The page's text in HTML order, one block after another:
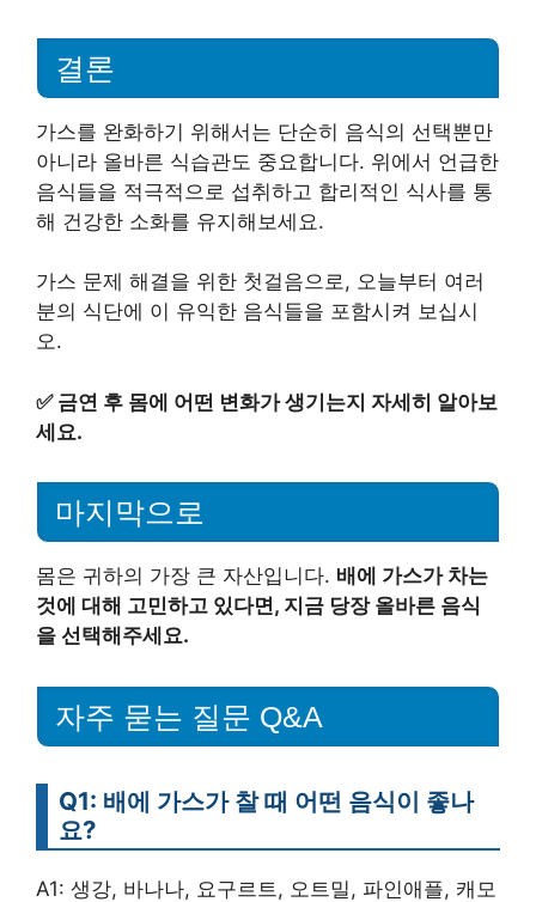
결론
가스를 완화하기 위해서는 단순히 음식의 선택뿐만
아니라 올바른 식습관도 중요합니다. 위에서 언급한
음식들을 적극적으로 섭취하고 합리적인 식사를 통
해 건강한 소화를 유지해보세요.
가스 문제 해결을 위한 첫걸음으로, 오늘부터 여러
분의 식단에 이 유익한 음식들을 포함시켜 보십시
오.
✅ 금연 후 몸에 어떤 변화가 생기는지 자세히 알아보
세요.
마지막으로
몸은 귀하의 가장 큰 자산입니다. 배에 가스가 차는
것에 대해 고민하고 있다면, 지금 당장 올바른 음식
을 선택해주세요.
자주 묻는 질문 Q&A
Q1: 배에 가스가 찰 때 어떤 음식이 좋나
요?
A1: 생강, 바나나, 요구르트, 오트밀, 파인애플, 캐모